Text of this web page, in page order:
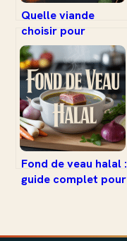
Quelle viande
choisir pour
accompagner la
patate douce
Fond de veau halal :
guide complet pour